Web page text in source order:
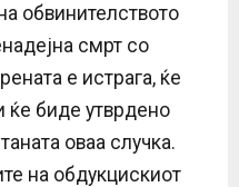
обвинителството
смрт со
е истрага, ќе
ќе биде утврдено
оваа случка.
на обдукцискиот